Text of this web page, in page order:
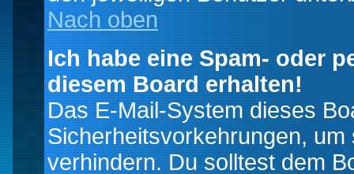
Nach oben
Ich habe eine Spam- oder
diesem Board erhalten!
Das E-Mail-System dieses
Sicherheitsvorkehrungen,
verhindern. Du solltest dem